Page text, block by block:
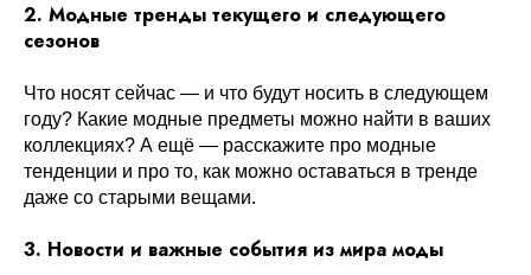
2. Модные тренды текущего и следующего
сезонов
Что носят сейчас — и что будут носить в следующем
году? Какие модные предметы можно найти в ваших
коллекциях? А ещё — расскажите про модные
тенденции и про то, как можно оставаться в тренде
даже со старыми вещами.
3. Новости и важные события из мира моды